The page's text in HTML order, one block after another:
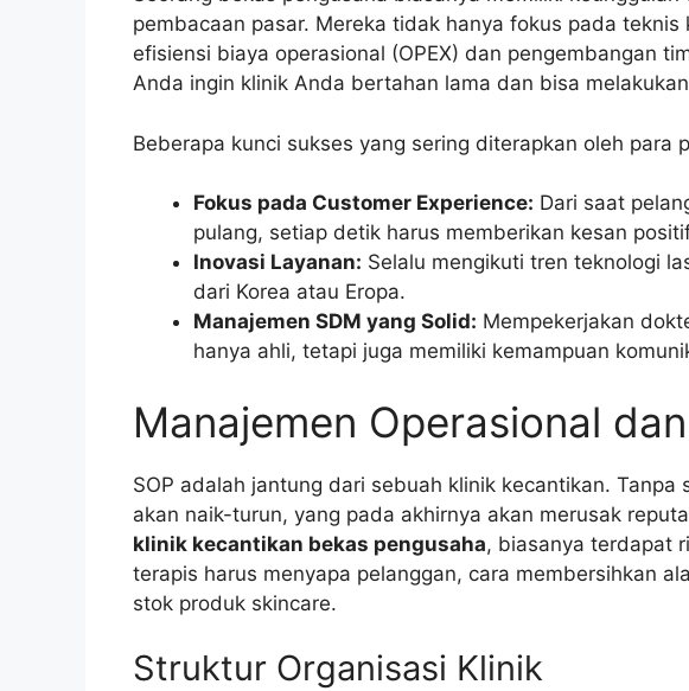
pembacaan pasar. Mereka tidak hanya fokus pada
efisiensi biaya operasional (OPEX) dan pengembangan
Anda ingin klinik Anda bertahan lama dan bisa melakukan
Beberapa kunci sukses yang sering diterapkan oleh para
Fokus pada Customer Experience: Dari saat
pulang, setiap detik harus memberikan kesan
Inovasi Layanan: Selalu mengikuti tren teknologi
dari Korea atau Eropa.
Manajemen SDM yang Solid: Mempekerjakan
hanya ahli, tetapi juga memiliki kemampuan
Manajemen Operasional
SOP adalah jantung dari sebuah klinik kecantikan. Tanpa
akan naik-turun, yang pada akhirnya akan merusak
klinik kecantikan bekas pengusaha, biasanya terdapat
terapis harus menyapa pelanggan, cara membersihkan
stok produk skincare.
Struktur Organisasi Klinik